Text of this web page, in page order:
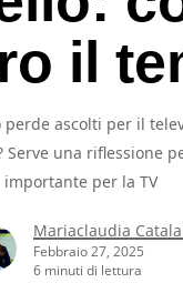
il
perde ascolti per il
Serve una riflessione
importante per la TV
Mariaclaudia
Febbraio 27, 2025
6 minuti di lettura